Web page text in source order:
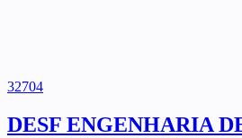
32704
DESF ENGENHARIA